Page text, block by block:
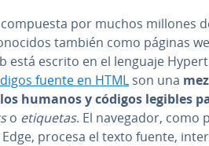
compuesta por muchos millones
también como páginas
está escrito en el lenguaje
fuente en HTML son una
humanos y códigos legibles
o etiquetas. El navegador, como
procesa el texto fuente,